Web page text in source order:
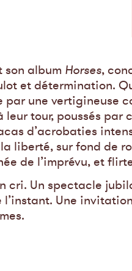
son album Horses,
et détermination.
par une vertigineuse
leur tour, poussés par
d’acrobaties
liberté, sur fond de
de l’imprévu, et
cri. Un spectacle
Une